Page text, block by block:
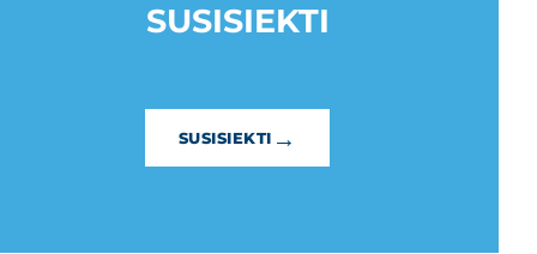
SUSISIEKTI
SUSISIEKTI →